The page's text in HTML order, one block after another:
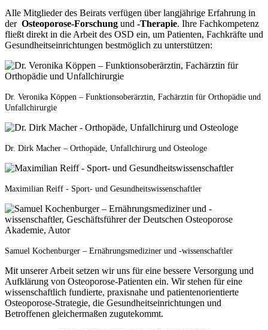
Alle Mitglieder des Beirats verfügen über langjährige Erfahrung in
der Osteoporose-Forschung und -Therapie. Ihre Fachkompetenz
fließt direkt in die Arbeit des OSD ein, um Patienten, Fachkräfte und
Gesundheitseinrichtungen bestmöglich zu unterstützen:
Dr. Veronika Köppen – Funktionsoberärztin, Fachärztin für Orthopädie und
Unfallchirurgie
Dr. Dirk Macher – Orthopäde, Unfallchirurg und Osteologe
Maximilian Reiff - Sport- und Gesundheitswissenschaftler
Samuel Kochenburger – Ernährungsmediziner und -wissenschaftler
Mit unserer Arbeit setzen wir uns für eine bessere Versorgung und
Aufklärung von Osteoporose-Patienten ein. Wir stehen für eine
wissenschaftlich fundierte, praxisnahe und patientenorientierte
Osteoporose-Strategie, die Gesundheitseinrichtungen und
Betroffenen gleichermaßen zugutekommt.